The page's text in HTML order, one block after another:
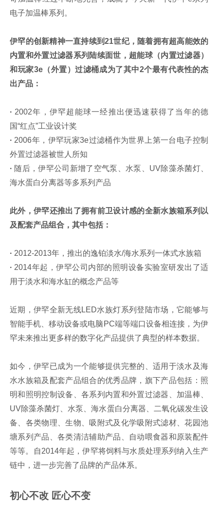
电子加温棒系列。
伊罕的创新精神一直持续到21世纪，随着拥有超高能效的
内置和外置过滤器系列陆续面世，超能球（内置过滤器）
和玩家3e（外置）过滤桶成为了其中2个最有代表性的杰
出产品：
· 2002年，伊罕超能球一经推出便迅速获得了当年的德
国“红点”工业设计奖
· 2006年，伊罕玩家3e过滤桶作为世界上第一台电子控制
外置过滤器被世人所知
· 随后，伊罕公司新增了空气泵、水泵、UV除藻杀菌灯、
海水蛋白分离器等多系列产品
此外，伊罕还推出了拥有前卫设计感的全新水族箱系列以
及配套产品组合，其中包括：
· 2012-2013年，推出的逸铂淡水/海水系列一体式水族箱
· 2014年起，伊罕公司内部的照明设备实验室研发出了适
用于淡水和海水缸的概念产品等
近期，伊罕全新无线LED水族灯系列登陆市场，它能够与
智能手机、移动设备或电脑PC端等端口设备相连接，为伊
罕未来推出更多样的数字化产品提供了典型的样本数据。
如今，伊罕已成为一个能够提供完整的、适用于淡水及海
水水族箱及配套产品组合的优秀品牌，旗下产品包括：照
明和照明控制设备、各系列内置和外置过滤器、加温棒、
UV除藻杀菌灯、水泵、海水蛋白分离器、二氧化碳发生设
备、各类物理、生物、吸附式及化学吸附式滤材、花园池
塘系列产品、各类清洁辅助产品、自动喂食器和原装配件
等等。自2014年起，伊罕将饲料与水质处理系列纳入生产
链中，进一步完善了品牌的产品体系。
初心不改 匠心不变